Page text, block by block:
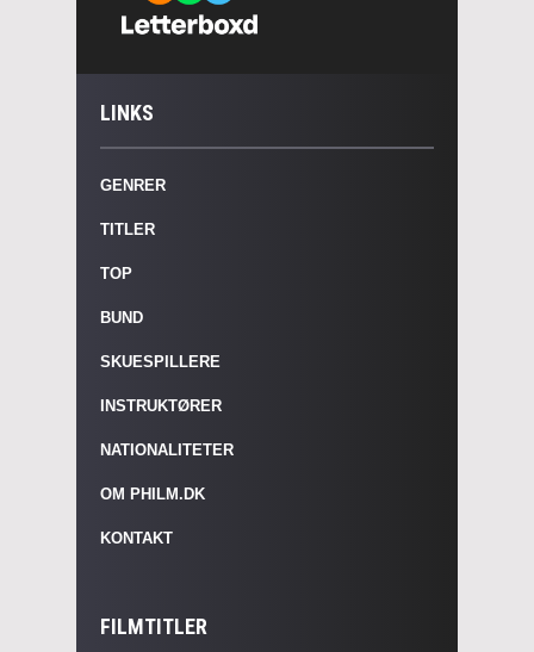
LINKS
GENRER
TITLER
TOP
BUND
SKUESPILLERE
INSTRUKTØRER
NATIONALITETER
OM PHILM.DK
KONTAKT
FILMTITLER